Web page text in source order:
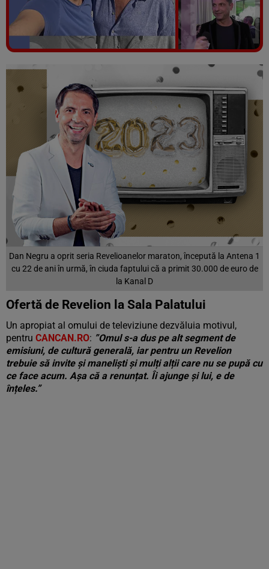
Vezi galeria foto
6 poze
Dan Negru a oprit seria Revelioanelor maraton, începută la Antena 1
cu 22 de ani în urmă, în ciuda faptului că a primit 30.000 de euro de
la Kanal D
Ofertă de Revelion la Sala Palatului
Un apropiat al omului de televiziune dezvăluia motivul,
pentru CANCAN.RO: ”Omul s-a dus pe alt segment de
emisiuni, de cultură generală, iar pentru un Revelion
trebuie să invite și maneliști și mulți alții care nu se pupă cu
ce face acum. Așa că a renunțat. Îi ajunge și lui, e de
înțeles.”